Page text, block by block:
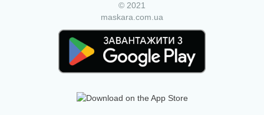
© 2021
maskara.com.ua